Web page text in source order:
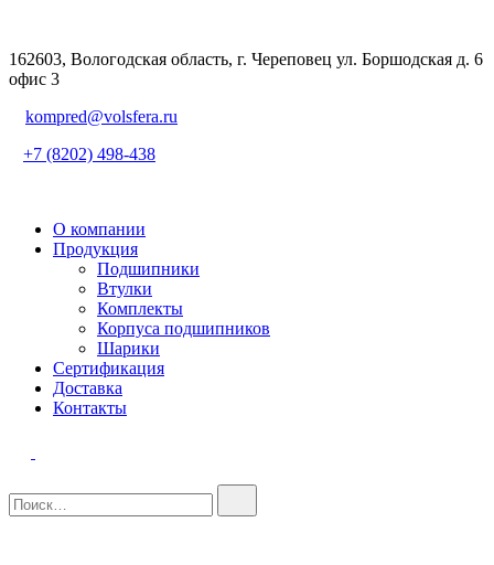
162603, Вологодская область, г. Череповец ул. Боршодская д. 6
офис 3
kompred@volsfera.ru
+7 (8202) 498-438
О компании
Продукция
Подшипники
Втулки
Комплекты
Корпуса подшипников
Шарики
Сертификация
Доставка
Контакты